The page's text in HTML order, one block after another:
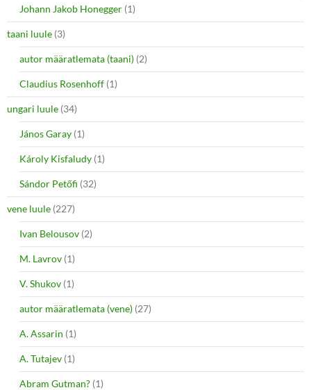
Johann Jakob Honegger (1)
taani luule (3)
autor määratlemata (taani) (2)
Claudius Rosenhoff (1)
ungari luule (34)
János Garay (1)
Károly Kisfaludy (1)
Sándor Petőfi (32)
vene luule (227)
Ivan Belousov (2)
M. Lavrov (1)
V. Shukov (1)
autor määratlemata (vene) (27)
A. Assarin (1)
A. Tutajev (1)
Abram Gutman? (1)